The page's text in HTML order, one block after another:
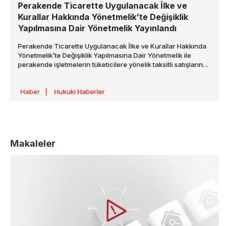
Perakende Ticarette Uygulanacak İlke ve
Kurallar Hakkında Yönetmelik’te Değişiklik
Yapılmasına Dair Yönetmelik Yayınlandı
Perakende Ticarette Uygulanacak İlke ve Kurallar Hakkında
Yönetmelik’te Değişiklik Yapılmasına Dair Yönetmelik ile
perakende işletmelerin tüketicilere yönelik taksitli satışlarına
Haber Hukuki Haberler
Makaleler